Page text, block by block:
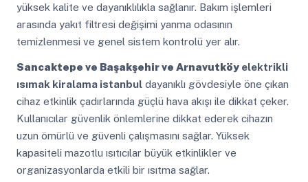
yüksek kalite ve dayanıklılıkla sağlanır. Bakım işlemleri
arasında yakıt filtresi değişimi yanma odasının
temizlenmesi ve genel sistem kontrolü yer alır.
Sancaktepe ve Başakşehir ve Arnavutköyelektrikli
ısımak kiralama istanbuldayanıklı gövdesiyle öne çıkan
cihaz etkinlik çadırlarında güçlü hava akışı ile dikkat çeker.
Kullanıcılar güvenlik önlemlerine dikkat ederek cihazın
uzun ömürlü ve güvenli çalışmasını sağlar. Yüksek
kapasiteli mazotlu ısıtıcılar büyük etkinlikler ve
organizasyonlarda etkili bir ısıtma sağlar.